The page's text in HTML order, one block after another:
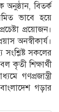
অনুষ্ঠান, বিতর্ক
ভাবে হয়ে
প্রয়োজন।
অনস্বীকার্য।
সকলের
কৃতী শিক্ষার্থী
গণপ্রজান্ত্রী
গড়ার